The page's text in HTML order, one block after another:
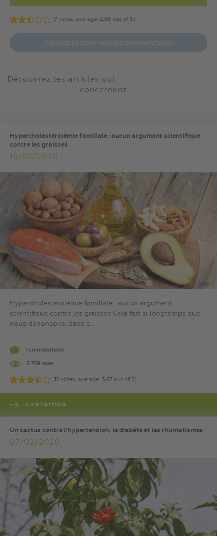
(7 votes, average: 2,86 out of 5)
Découvrez les articles qui
concernent
...
Hypercholestérolémie familiale : aucun argument scientifique
contre les graisses
16/07/2020
Hypercholestérolémie familiale : aucun argument
scientifique contre les graisses Cela fait si longtemps que
nous dénonçons, dans c...
1 commentaire .
2 759 vues
(12 votes, average: 3,67 out of 5)
Lire l’article
Un cactus contre l’hypertension, le diabète et les rhumatismes
07/02/2020